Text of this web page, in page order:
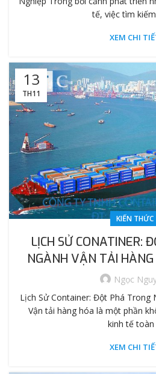
tế, việc tìm
XEM CHI
13
TH11
KIẾN THỨC
LỊCH SỬ CONATINER:
NGÀNH VẬN TẢI
Ngọc
Lịch Sử Container: Đột Phá Trong
Vận tải hàng hóa là một phần
kinh tế toàn
XEM CHI